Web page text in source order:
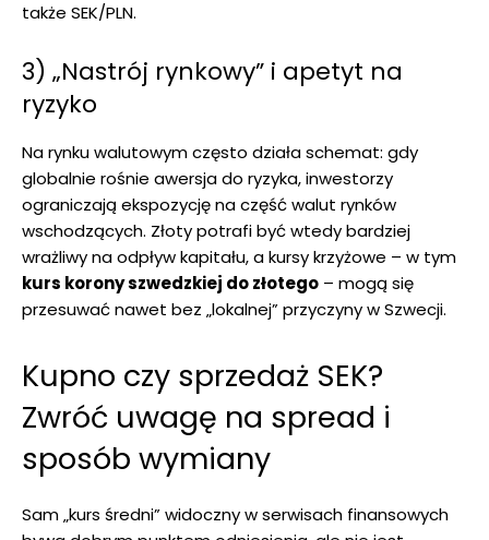
także SEK/PLN.
3) „Nastrój rynkowy” i apetyt na
ryzyko
Na rynku walutowym często działa schemat: gdy
globalnie rośnie awersja do ryzyka, inwestorzy
ograniczają ekspozycję na część walut rynków
wschodzących. Złoty potrafi być wtedy bardziej
wrażliwy na odpływ kapitału, a kursy krzyżowe – w tym
kurs korony szwedzkiej do złotego – mogą się
przesuwać nawet bez „lokalnej” przyczyny w Szwecji.
Kupno czy sprzedaż SEK?
Zwróć uwagę na spread i
sposób wymiany
Sam „kurs średni” widoczny w serwisach finansowych